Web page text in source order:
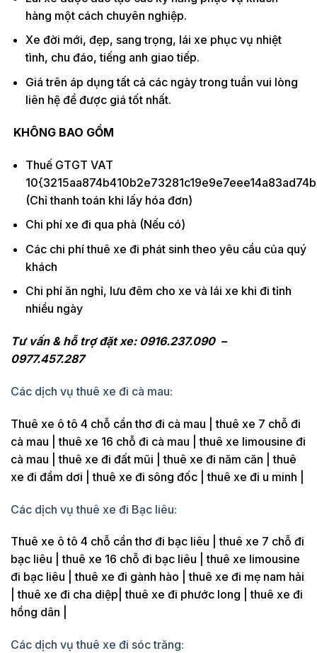
hàng một cách chuyên nghiệp.
Xe đời mới, đẹp, sang trọng, lái xe phục vụ nhiệt
tình, chu đáo, tiếng anh giao tiếp.
Giá trên áp dụng tất cả các ngày trong tuần vui lòng
liên hệ để được giá tốt nhất.
KHÔNG BAO GỒM
Thuế GTGT VAT
(Chỉ thanh toán khi lấy hóa đơn)
Chi phí xe đi qua phà (Nếu có)
Các chi phí thuê xe đi phát sinh theo yêu cầu của quý
khách
Chi phí ăn nghỉ, lưu đêm cho xe và lái xe khi đi tỉnh
nhiều ngày
Tư vấn & hỗ trợ đặt xe: 0916.237.090 –
0977.457.287
Các dịch vụ thuê xe đi cà mau:
Thuê xe ô tô 4 chỗ cần thơ đi cà mau | thuê xe 7 chỗ đi
cà mau | thuê xe 16 chỗ đi cà mau | thuê xe limousine đi
cà mau | thuê xe đi đất mũi | thuê xe đi năm căn | thuê
xe đi đầm dơi | thuê xe đi sông đốc | thuê xe đi u minh |
Các dịch vụ thuê xe đi Bạc liêu:
Thuê xe ô tô 4 chỗ cần thơ đi bạc liêu | thuê xe 7 chỗ đi
bạc liêu | thuê xe 16 chỗ đi bạc liêu | thuê xe limousine
đi bạc liêu | thuê xe đi gành hào | thuê xe đi mẹ nam hải
| thuê xe đi cha diệp| thuê xe đi phước long | thuê xe đi
hồng dân |
Các dịch vụ thuê xe đi sóc trăng: